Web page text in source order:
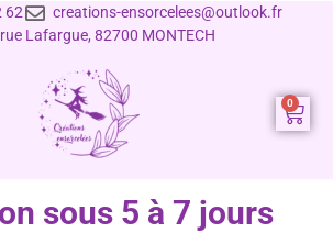
62
creations-ensorcelees@outlook.fr
Lafargue, 82700 MONTECH
sous 5 à 7 jours